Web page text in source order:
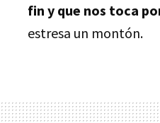
fin y que nos toca
estresa un montón.